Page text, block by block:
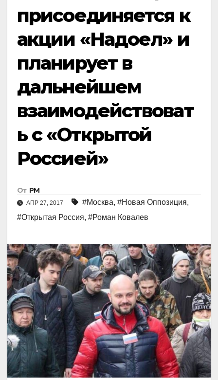
присоединяется к
акции «Надоел» и
планирует в
дальнейшем
взаимодействоват
ь с «Открытой
Россией»
От РМ
АПР 27, 2017 #Москва, #Новая Оппозиция,
#Открытая Россия, #Роман Ковалев